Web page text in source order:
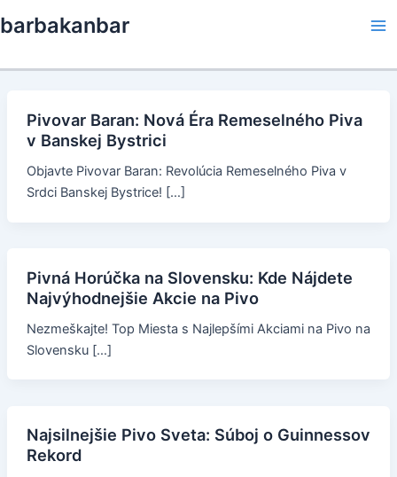
to
barbakanbar
Pivovar Baran: Nová Éra Remeselného Piva
v Banskej Bystrici
Objavte Pivovar Baran: Revolúcia Remeselného Piva v
Srdci Banskej Bystrice! […]
Pivná Horúčka na Slovensku: Kde Nájdete
Najvýhodnejšie Akcie na Pivo
Nezmeškajte! Top Miesta s Najlepšími Akciami na Pivo na
Slovensku […]
Najsilnejšie Pivo Sveta: Súboj o Guinnessov
Rekord